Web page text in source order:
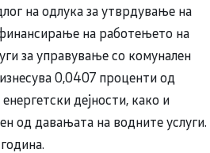
на одлука за утврдување на
на работењето на
за управување со комунален
0,0407 проценти од
дејности, како и
од давањата на водните услуги.